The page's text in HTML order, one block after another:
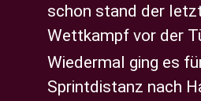
schon stand der
Wettkampf vor der
Wiedermal ging es
Sprintdistanz nach